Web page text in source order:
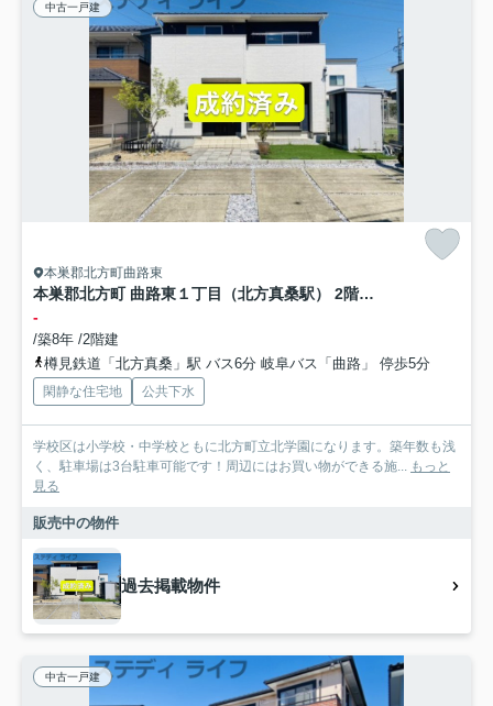
中古一戸建
本巣郡北方町曲路東
本巣郡北方町 曲路東１丁目（北方真桑駅） 2階建 ４ＳＬＤＫ
-
/築8年 /2階建
樽見鉄道「北方真桑」駅 バス6分 岐阜バス「曲路」 停歩5分
閑静な住宅地 公共下水
学校区は小学校・中学校ともに北方町立北学園になります。築年数も浅
く、駐車場は3台駐車可能です！周辺にはお買い物ができる施... もっと
見る
販売中の物件
過去掲載物件
中古一戸建